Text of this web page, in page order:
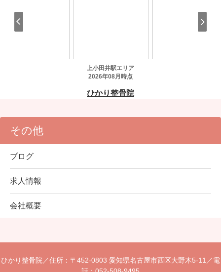
その他
ブログ
求人情報
会社概要
ひかり整骨院／住所：〒452-0803 愛知県名古屋市西区大野木5-11／電